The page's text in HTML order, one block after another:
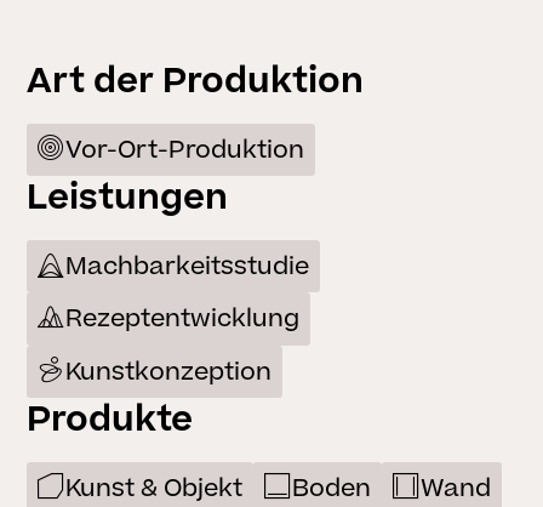
Art der Produktion
Vor-Ort-Produktion
Leistungen
Machbarkeitsstudie
Rezeptentwicklung
Kunstkonzeption
Produkte
Kunst & Objekt Boden Wand